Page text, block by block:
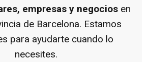
empresas y negociosen
de Barcelona. Estamos
para ayudarte cuando lo
necesites.